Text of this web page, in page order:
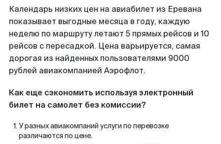
Календарь низких цен на авиабилет из Еревана
показывает выгодные месяца в году, каждую
неделю по маршруту летают 5 прямых рейсов и 10
рейсов с пересадкой. Цена варьируется, самая
дорогая из найденных пользователями 9000
рублей авиакомпанией Аэрофлот.
Как еще сэкономить используя электронный
билет на самолет без комиссии?
У разных авиакомпаний услуги по перевозке
различаются по цене.